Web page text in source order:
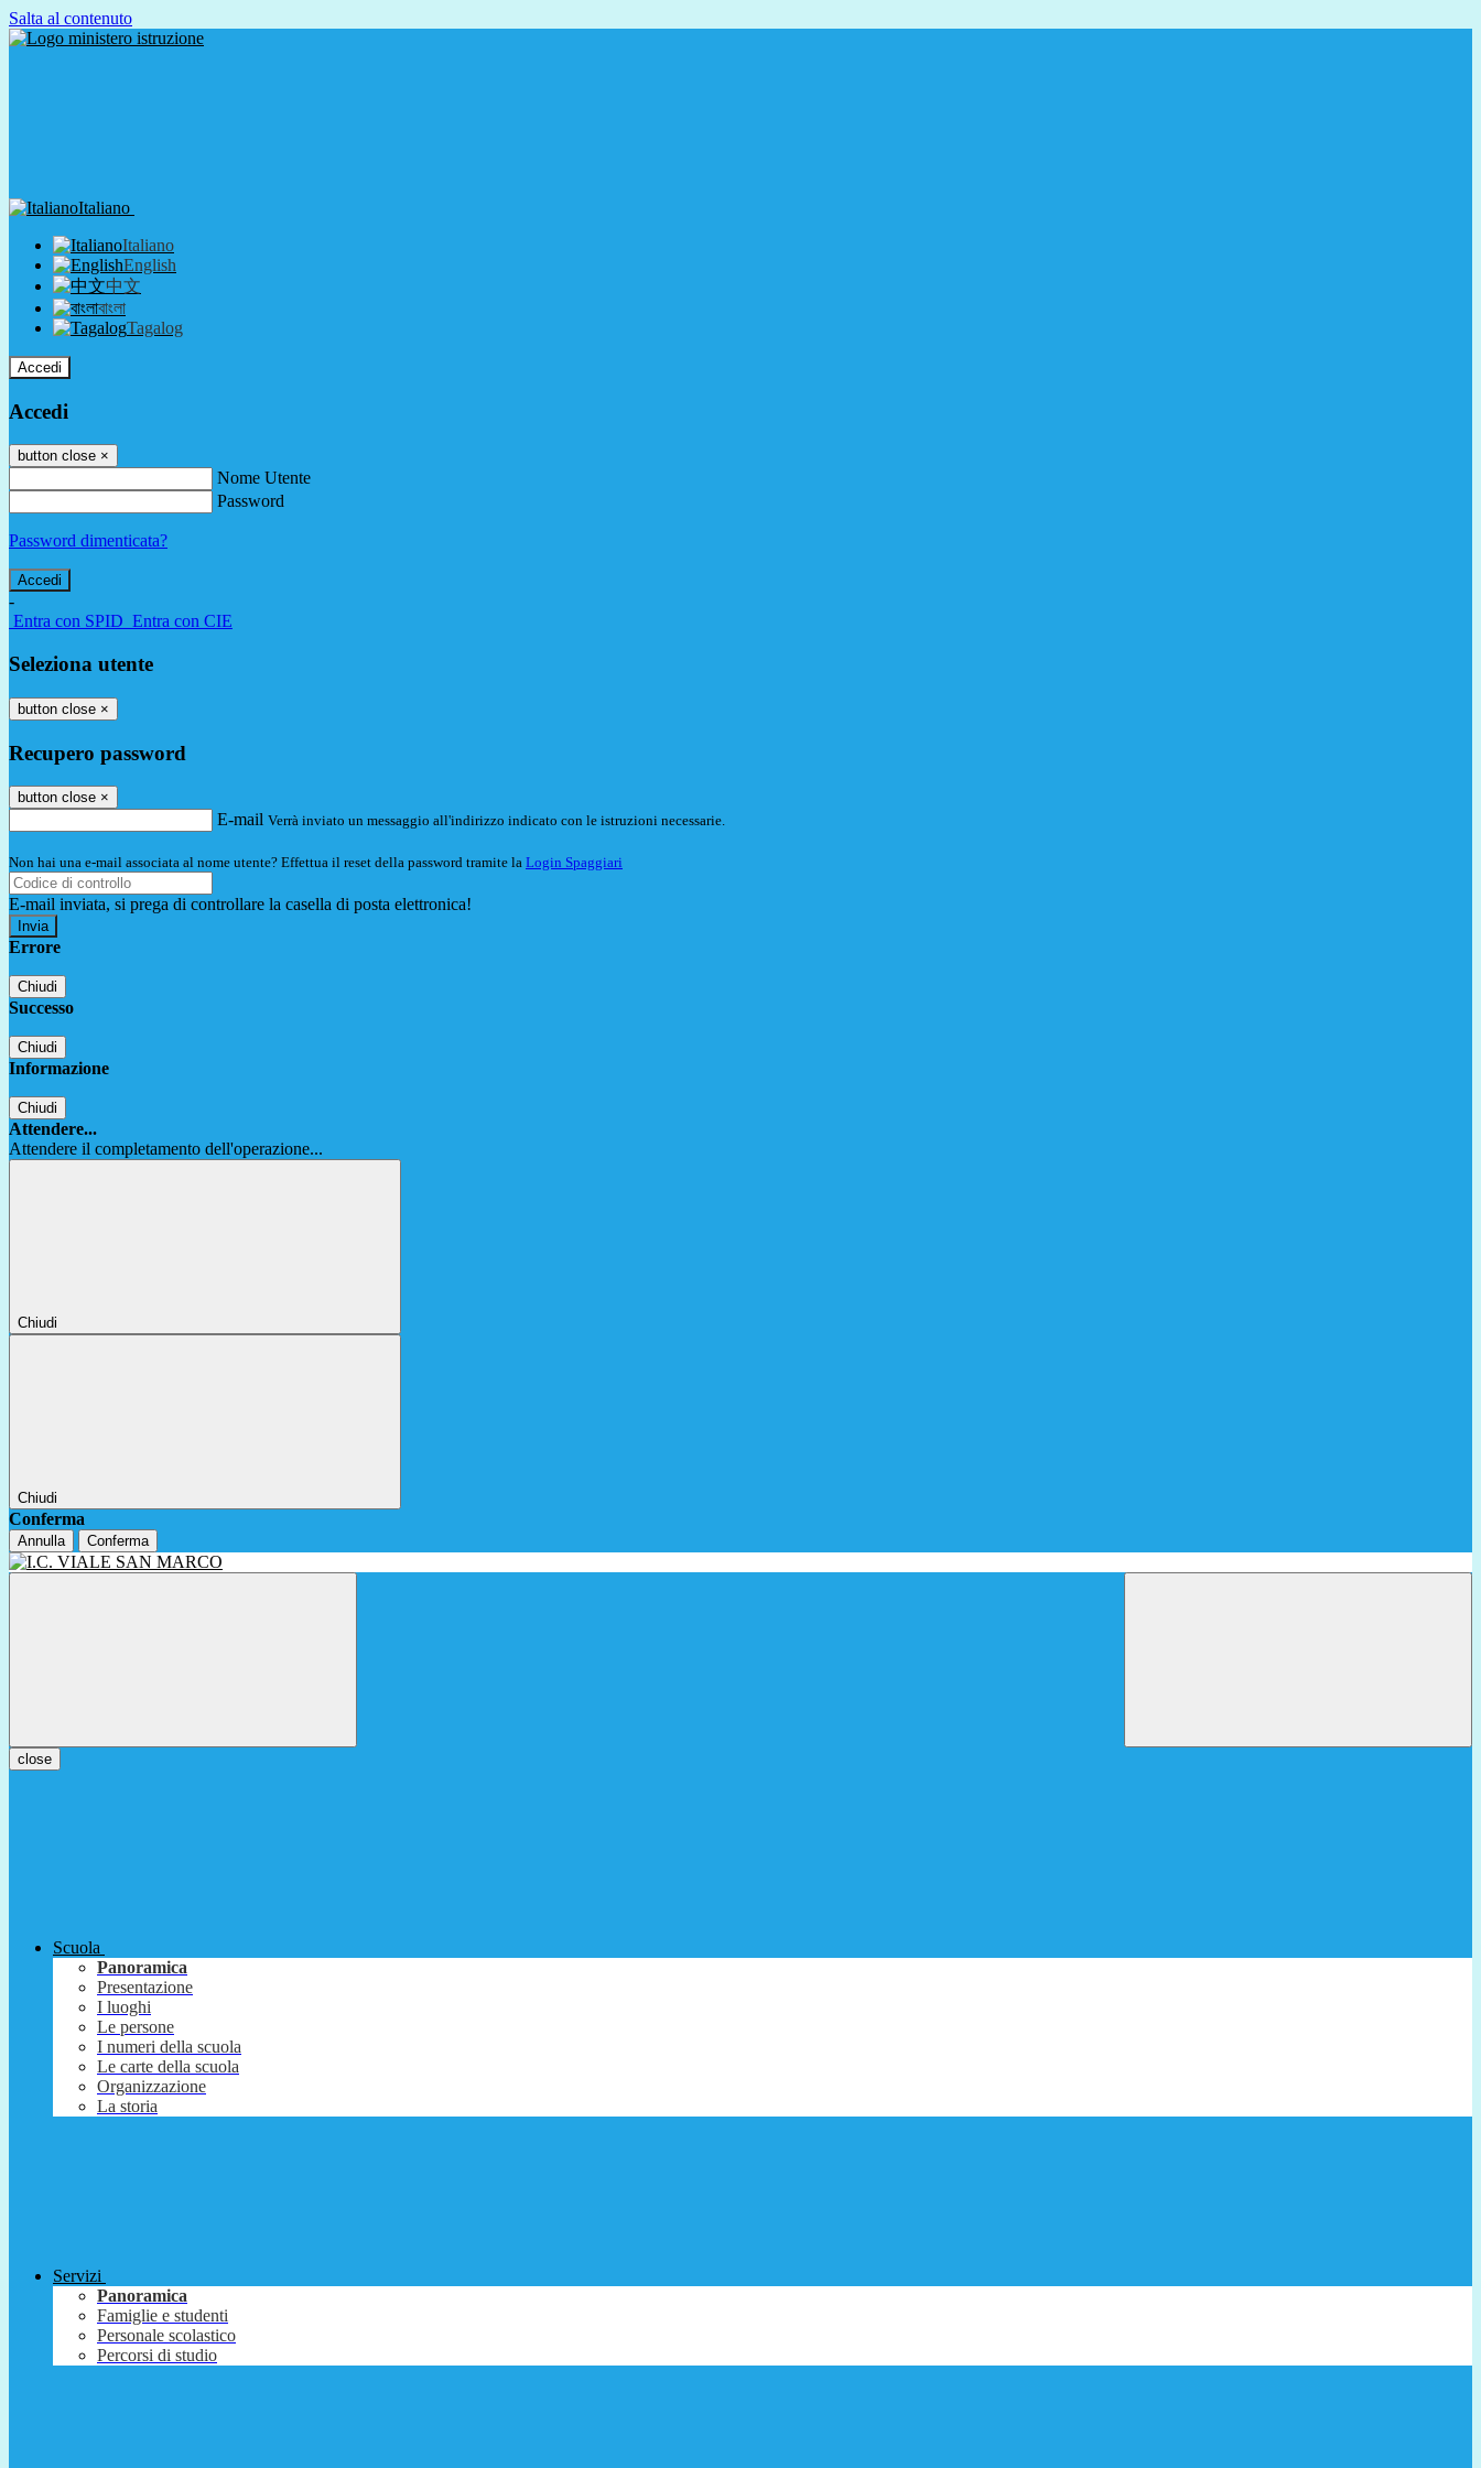
Salta al contenuto
Italiano
Italiano
English
中文
বাংলা
Tagalog
Accedi
Accedi
button close ×
Nome Utente
Password
Password dimenticata?
-
Entra con SPID Entra con CIE
Seleziona utente
button close ×
Recupero password
button close ×
E-mail Verrà inviato un messaggio all'indirizzo indicato con le istruzioni necessarie.
Non hai una e-mail associata al nome utente? Effettua il reset della password tramite la Login Spaggiari
E-mail inviata, si prega di controllare la casella di posta elettronica!
Errore
Chiudi
Successo
Chiudi
Informazione
Chiudi
Attendere...
Attendere il completamento dell'operazione...
Chiudi
Chiudi
Conferma
Annulla Conferma
close
Scuola
Panoramica
Presentazione
I luoghi
Le persone
I numeri della scuola
Le carte della scuola
Organizzazione
La storia
Servizi
Panoramica
Famiglie e studenti
Personale scolastico
Percorsi di studio